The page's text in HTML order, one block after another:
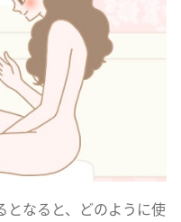
となると、どのように使